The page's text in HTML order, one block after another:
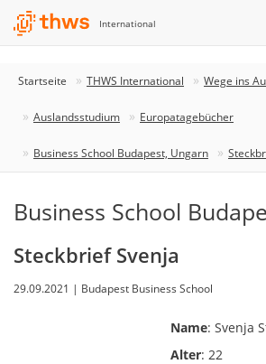
International
Startseite THWS International Wege ins
Auslandsstudium Europatagebücher
Business School Budapest, Ungarn
Business School
Steckbrief Svenja
29.09.2021 | Budapest Business School
Name: Svenja
Alter: 22